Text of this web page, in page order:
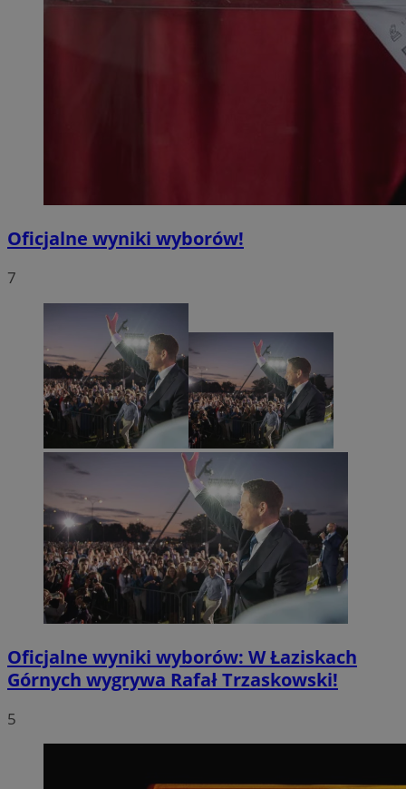
Oficjalne wyniki wyborów!
7
Oficjalne wyniki wyborów: W Łaziskach
Górnych wygrywa Rafał Trzaskowski!
5